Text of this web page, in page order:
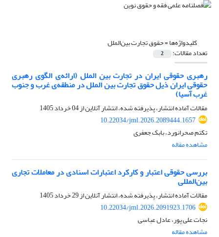
کلیدواژه‌ها =حقوق تجارت بین‌الملل
تعداد مقالات: 2
رهبری حقوقی ایران در تجارت بین الملل (ارائه‌ی الگوی رهبری
حقوقی ایران ذیل حقوق تجارت بین الملل در منطقه‌ی غرب و جنوب
غرب آسیا)
مقالات آماده انتشار، پذیرفته شده، انتشار آنلاین از04 خرداد 1405
10.22034/jml.2026.2089444.1657
تکتم صحرانورد، بابک جعفری
مشاهده مقاله
بررسی حقوقی اعتبار و کارکرد اعتبارات اسنادی در معاملات تجاری
بین‌المللی
مقالات آماده انتشار، پذیرفته شده، انتشار آنلاین از29 خرداد 1405
10.22034/jml.2026.2091923.1706
نجات علی پور، عادل عباسی
مشاهده مقاله